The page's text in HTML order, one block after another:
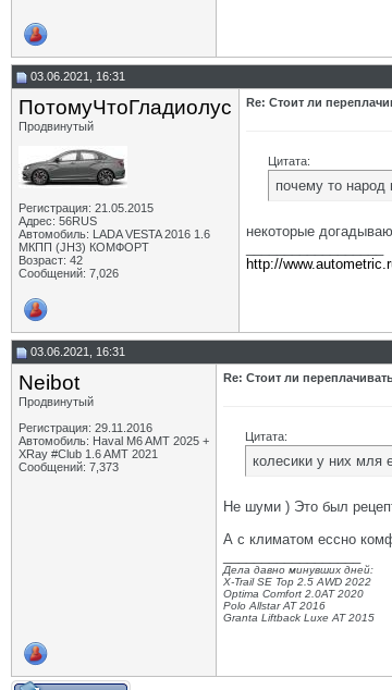
03.06.2021, 16:31
ПотомуЧтоГладиолус
Продвинутый
Регистрация: 21.05.2015
Адрес: 56RUS
Автомобиль: LADA VESTA 2016 1.6
МКПП (JH3) КОМФОРТ
Возраст: 42
Сообщений: 7,026
Re: Стоит ли
Цитата:
почему то народ
некоторые
http://
03.06.2021, 16:31
Neibot
Продвинутый
Регистрация: 29.11.2016
Автомобиль: Haval M6 AMT 2025 +
XRay #Club 1.6 AMT 2021
Сообщений: 7,373
Re: Стоит ли
Цитата:
колесики у них мля
Не шуми ) Это был
А с климатом ессно
Дела давно минувших дней:
X-Trail SE Top 2.5 AWD 2022
Optima Comfort 2.0AT 2020
Polo Allstar AT 2016
Granta Liftback Luxe AT 2015